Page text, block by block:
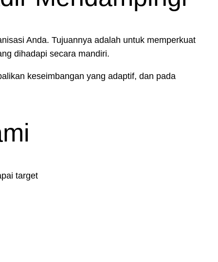
Anda. Tujuannya adalah untuk memperkuat
dihadapi secara mandiri.
keseimbangan yang adaptif, dan pada
target